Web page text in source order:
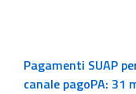
Pagamenti SUAP
canale pagoPA: 31